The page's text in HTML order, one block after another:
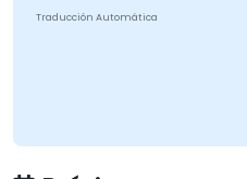
Traducción Automática